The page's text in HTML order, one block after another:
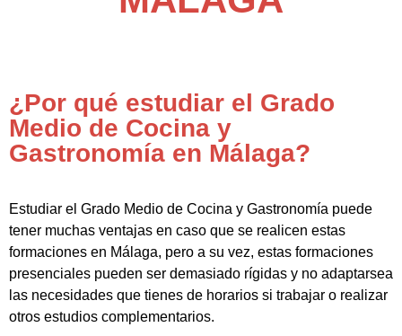
¿Por qué estudiar el Grado
Medio de Cocina y
Gastronomía en Málaga?
Estudiar el Grado Medio de Cocina y Gastronomía puede
tener muchas ventajas en caso que se realicen estas
formaciones en Málaga, pero a su vez, estas formaciones
presenciales pueden ser demasiado rígidas y no adaptarsea
las necesidades que tienes de horarios si trabajar o realizar
otros estudios complementarios.